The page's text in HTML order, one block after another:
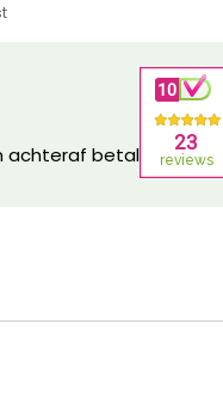
achteraf betalen